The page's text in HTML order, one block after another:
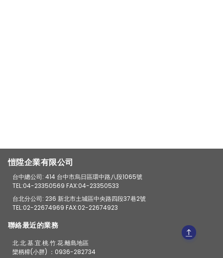
愷陞企業有限公司
台中總公司: 414 台中市烏日區環中路八段1065號
TEL:04-23350569 FAX:04-23350533
台北分公司: 236 新北市土城區中央路四段37巷2號
TEL:02-22674969 FAX:02-22674923
聯絡最近的業務
北.北.基.宜.桃.竹.花.離島地區
欒柄樟(小胖) ：0936-282734